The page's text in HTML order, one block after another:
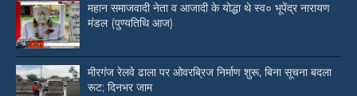
महान समाजवादी नेता व आजादी के योद्धा थे स्व० भूपेंद्र नारायण
मंडल (पुण्यतिथि आज)
मीरगंज रेलवे ढाला पर ओवरब्रिज निर्माण शुरू, बिना सूचना बदला
रूट; दिनभर जाम